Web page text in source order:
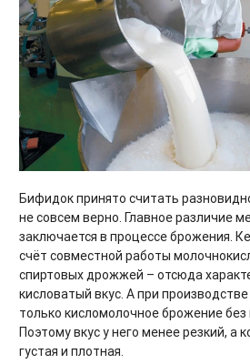
Бифидок принято считать
не совсем верно. Главное различие
заключается в процессе брожения.
счёт совместной работы
спиртовых дрожжей – отсюда
кисловатый вкус. А при
только кисломолочное брожение
Поэтому вкус у него менее резкий, а
густая и плотная.